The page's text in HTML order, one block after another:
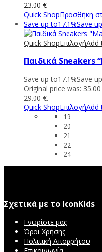
23.00 €
Quick ShopΠροσθήκη
Save up to17.1%Save
Quick ShopΕπιλογήAdd
Παιδικά Sneakers
Save up to17.1%Save
Original price was: 35.00
29.00 €.
Quick ShopΕπιλογήAdd
19
20
21
22
24
Σχετικά με το IconKids
Γνωρίστε μας
Όροι Χρήσης
Πολιτική Απορρήτου